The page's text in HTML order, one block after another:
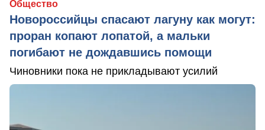
Общество
Новороссийцы спасают лагуну как могут:
проран копают лопатой, а мальки
погибают не дождавшись помощи
Чиновники пока не прикладывают усилий